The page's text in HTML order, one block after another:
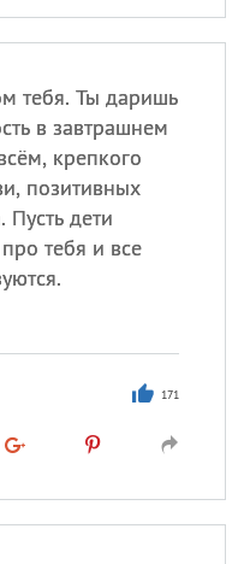
тебя. Ты даришь
в завтрашнем
крепкого
позитивных
Пусть дети
тебя и все
171